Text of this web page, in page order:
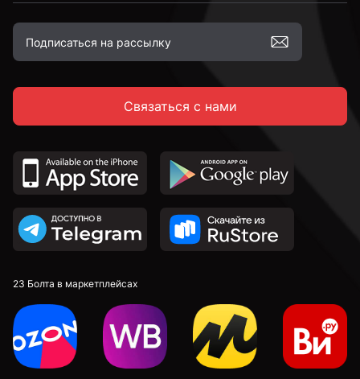
Связаться с нами
23 Болта в маркетплейсах